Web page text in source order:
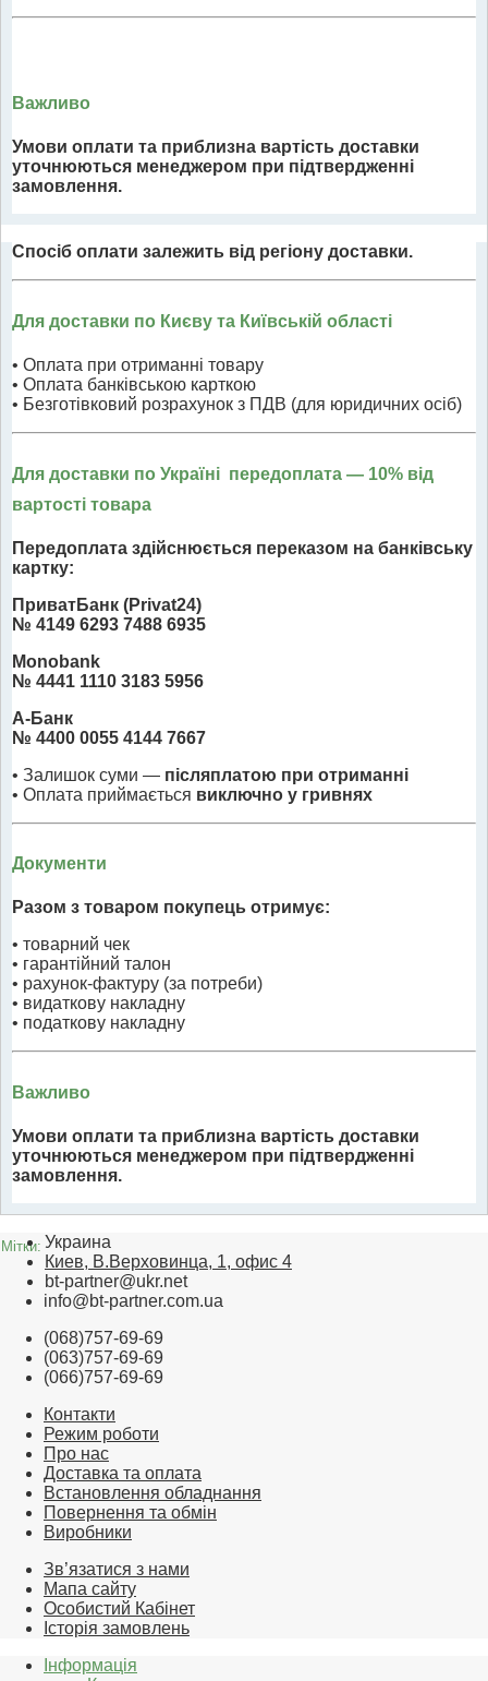
Важливо
Умови оплати та приблизна вартість доставки
уточнюються менеджером при підтвердженні
замовлення.
Спосіб оплати залежить від регіону доставки.
Для доставки по Києву та Київській області
• Оплата при отриманні товару
• Оплата банківською карткою
• Безготівковий розрахунок з ПДВ (для юридичних осіб)
Для доставки по Україні передоплата — 10% від
вартості товара
Передоплата здійснюється переказом на банківську
картку:
ПриватБанк (Privat24)
№ 4149 6293 7488 6935
Monobank
№ 4441 1110 3183 5956
А-Банк
№ 4400 0055 4144 7667
• Залишок суми — післяплатою при отриманні
• Оплата приймається виключно у гривнях
Документи
Разом з товаром покупець отримує:
• товарний чек
• гарантійний талон
• рахунок-фактуру (за потреби)
• видаткову накладну
• податкову накладну
Важливо
Умови оплати та приблизна вартість доставки
уточнюються менеджером при підтвердженні
замовлення.
Мітки: Украина
Киев, В.Верховинца, 1, офис 4
bt-partner@ukr.net
info@bt-partner.com.ua
(068)757-69-69
(063)757-69-69
(066)757-69-69
Контакти
Режим роботи
Про нас
Доставка та оплата
Встановлення обладнання
Повернення та обмін
Виробники
Зв’язатися з нами
Мапа сайту
Особистий Кабінет
Історія замовлень
Інформація